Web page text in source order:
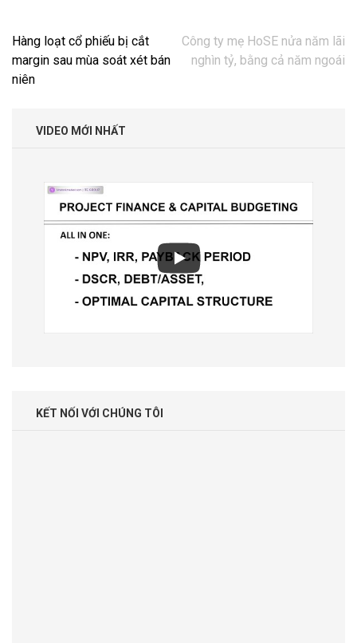
Điều
hướng
bài
Hàng loạt cổ phiếu bị cắt
margin sau mùa soát xét bán
niên
Công ty mẹ HoSE nửa năm lãi
nghìn tỷ, bằng cả năm ngoái
VIDEO MỚI NHẤT
KẾT NỐI VỚI CHÚNG TÔI